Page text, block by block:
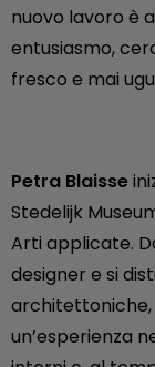
nuovo lavoro è
entusiasmo,
fresco e mai
Petra Blaisse
Stedelijk
Arti applicate.
designer e si
un’esperienza